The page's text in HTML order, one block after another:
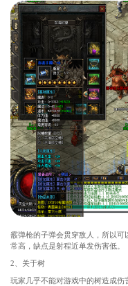
霰弹枪的子弹会贯穿敌人，所以
常高，缺点是射程近单发伤害低。
2、关于树
玩家几乎不能对游戏中的树造成伤